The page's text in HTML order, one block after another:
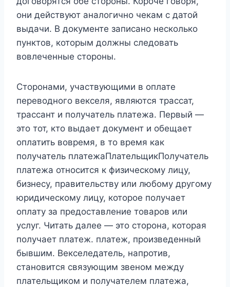
они действуют аналогично чекам с датой
выдачи. В документе записано несколько
пунктов, которым должны следовать
вовлеченные стороны.
Сторонами, участвующими в оплате
переводного векселя, являются трассат,
трассант и получатель платежа. Первый —
это тот, кто выдает документ и обещает
оплатить вовремя, в то время как
получатель платежаПлательщикПолучатель
платежа относится к физическому лицу,
бизнесу, правительству или любому другому
юридическому лицу, которое получает
оплату за предоставление товаров или
услуг. Читать далее — это сторона, которая
получает платеж. платеж, произведенный
бывшим. Векселедатель, напротив,
становится связующим звеном между
плательщиком и получателем платежа,